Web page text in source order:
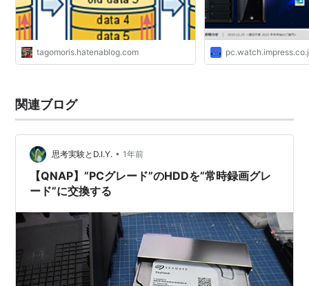
tagomoris.hatenablog.com
関連ブログ
思考実験とD.I.Y. • 1年前
【QNAP】”PCグレード”のHDDを”常時録画グレ
ード”に交換する